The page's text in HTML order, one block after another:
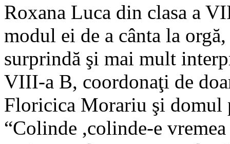
Roxana Luca din clasa a
modul ei de a cânta la orgă,
surprindă şi mai mult
VIII-a B, coordonaţi de
Floricica Morariu şi domul
“Colinde ,colinde-e